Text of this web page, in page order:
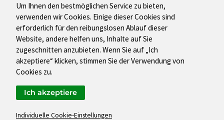
Um Ihnen den bestmöglichen Service zu bieten,
verwenden wir Cookies. Einige dieser Cookies sind
erforderlich für den reibungslosen Ablauf dieser
Website, andere helfen uns, Inhalte auf Sie
zugeschnitten anzubieten. Wenn Sie auf „Ich
akzeptiere“ klicken, stimmen Sie der Verwendung von
Cookies zu.
Individuelle Cookie-Einstellungen
Ich akzeptiere